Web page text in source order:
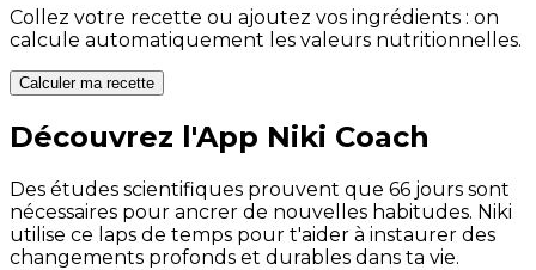
Collez votre recette ou ajoutez vos ingrédients : on
calcule automatiquement les valeurs nutritionnelles.
Calculer ma recette
Découvrez l'App Niki Coach
Des études scientifiques prouvent que 66 jours sont
nécessaires pour ancrer de nouvelles habitudes. Niki
utilise ce laps de temps pour t'aider à instaurer des
changements profonds et durables dans ta vie.